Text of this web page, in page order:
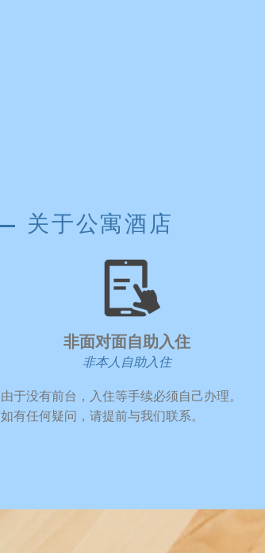
关于公寓酒店
​非面对面自助入住
非本人自助入住
​由于没有前台，入住等手续必须自己办理。
如有任何疑问，请提前与我们联系。